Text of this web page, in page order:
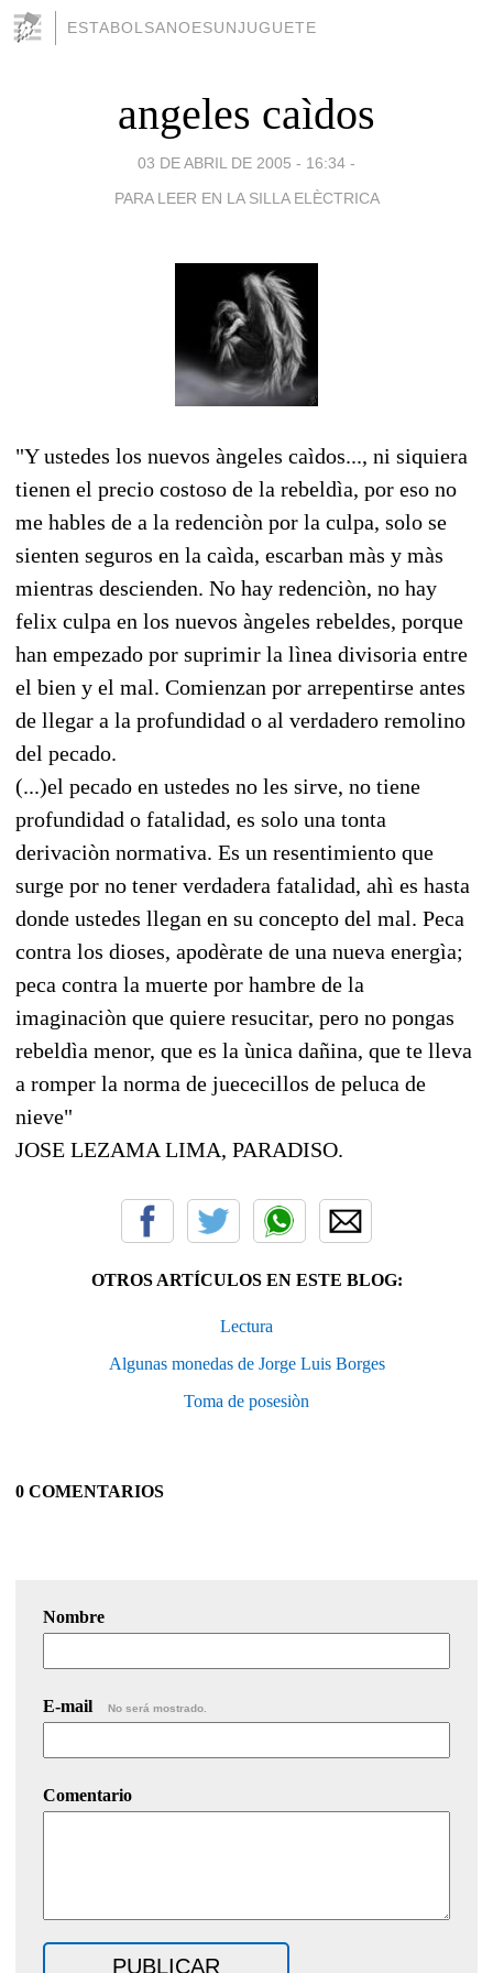
ESTABOLSANOESUNJUGUETE
angeles caìdos
03 DE ABRIL DE 2005 - 16:34 -
PARA LEER EN LA SILLA ELÈCTRICA
"Y ustedes los nuevos àngeles caìdos..., ni siquiera
tienen el precio costoso de la rebeldìa, por eso no
me hables de a la redenciòn por la culpa, solo se
sienten seguros en la caìda, escarban màs y màs
mientras descienden. No hay redenciòn, no hay
felix culpa en los nuevos àngeles rebeldes, porque
han empezado por suprimir la lìnea divisoria entre
el bien y el mal. Comienzan por arrepentirse antes
de llegar a la profundidad o al verdadero remolino
del pecado.
(...)el pecado en ustedes no les sirve, no tiene
profundidad o fatalidad, es solo una tonta
derivaciòn normativa. Es un resentimiento que
surge por no tener verdadera fatalidad, ahì es hasta
donde ustedes llegan en su concepto del mal. Peca
contra los dioses, apodèrate de una nueva energìa;
peca contra la muerte por hambre de la
imaginaciòn que quiere resucitar, pero no pongas
rebeldìa menor, que es la ùnica dañina, que te lleva
a romper la norma de juececillos de peluca de
nieve"
JOSE LEZAMA LIMA, PARADISO.
OTROS ARTÍCULOS EN ESTE BLOG:
Lectura
Algunas monedas de Jorge Luis Borges
Toma de posesiòn
0 COMENTARIOS
Nombre
E-mail No será mostrado.
Comentario